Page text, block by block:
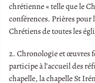
chrétienne « telle que le
conférences. Prières pour
Chrétiens de toutes les
2. Chronologie et œuvres
participe à l’accueil des
chapelle, la chapelle St